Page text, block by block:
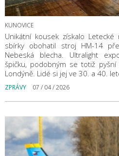
KUNOVICE
Unikátní kousek získalo
sbírky obohatil stroj HM-14
Nebeská blecha. Ultralight
špičku, podobným se totiž
Londýně. Lidé si jej ve 30. a 40.
ZPRÁVY 07 / 04 / 2026